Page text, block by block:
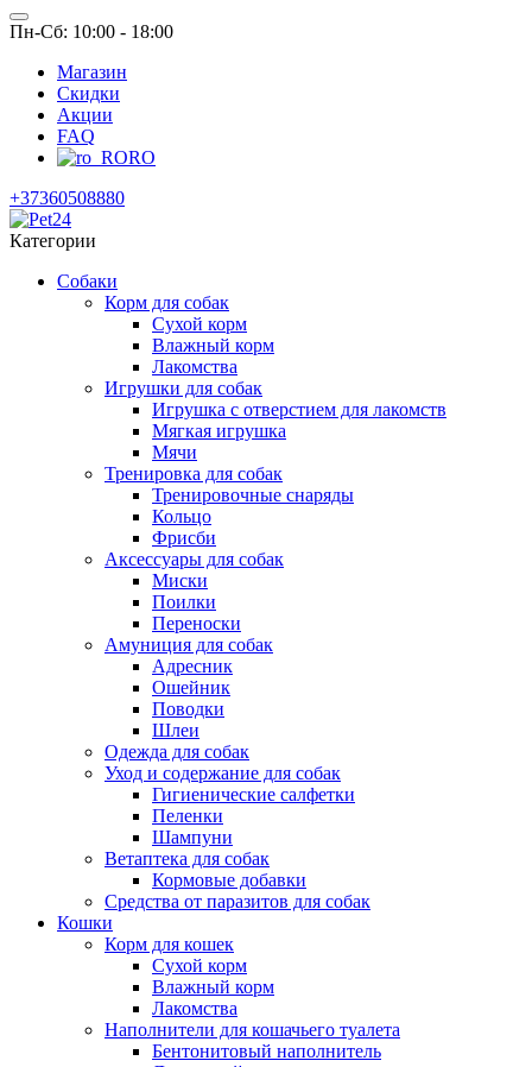
Пн-Сб: 10:00 - 18:00
Магазин
Скидки
Акции
FAQ
RO
+37360508880
Категории
Собаки
Корм для собак
Сухой корм
Влажный корм
Лакомства
Игрушки для собак
Игрушка с отверстием для лакомств
Мягкая игрушка
Мячи
Тренировка для собак
Тренировочные снаряды
Кольцо
Фрисби
Аксессуары для собак
Миски
Поилки
Переноски
Амуниция для собак
Адресник
Ошейник
Поводки
Шлеи
Одежда для собак
Уход и содержание для собак
Гигиенические салфетки
Пеленки
Шампуни
Ветаптека для собак
Кормовые добавки
Средства от паразитов для собак
Кошки
Корм для кошек
Сухой корм
Влажный корм
Лакомства
Наполнители для кошачьего туалета
Бентонитовый наполнитель